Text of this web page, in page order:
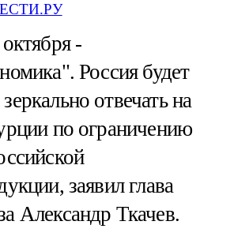
-
Россия будет
отвечать на
по ограничению
заявил глава
Александр Ткачев.